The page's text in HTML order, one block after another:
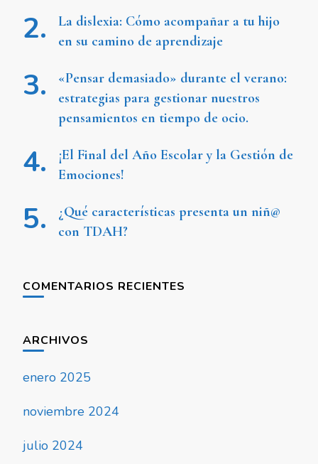
La dislexia: Cómo acompañar a tu hijo
en su camino de aprendizaje
«Pensar demasiado» durante el verano:
estrategias para gestionar nuestros
pensamientos en tiempo de ocio.
¡El Final del Año Escolar y la Gestión de
Emociones!
¿Qué características presenta un niñ@
con TDAH?
COMENTARIOS RECIENTES
ARCHIVOS
enero 2025
noviembre 2024
julio 2024